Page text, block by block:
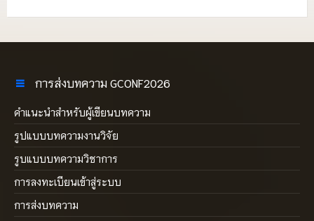
การส่งบทความ GCONF2026
คำแนะนำสำหรับผู้เขียนบทความ
รูปแบบบทความงานวิจัย
รูบแบบบทความวิชาการ
การลงทะเบียนเข้าสู่ระบบ
การส่งบทความ